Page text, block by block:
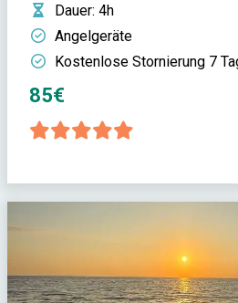
Dauer: 4h
Angelgeräte
Kostenlose Stornierung 7
85€